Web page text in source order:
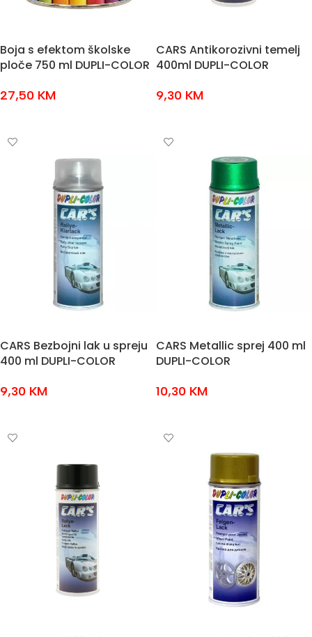
Boja s efektom školske
ploče 750 ml DUPLI-COLOR
27,50 KM
CARS Antikorozivni temelj
400ml DUPLI-COLOR
9,30 KM
CARS Bezbojni lak u spreju
400 ml DUPLI-COLOR
9,30 KM
CARS Metallic sprej 400 ml
DUPLI-COLOR
10,30 KM